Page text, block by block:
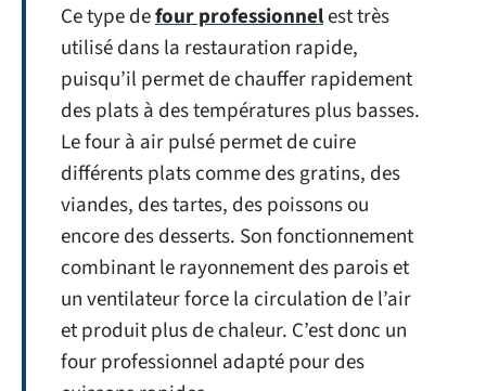
Ce type defour professionnelest très
utilisé dans la restauration rapide,
puisqu’il permet de chauffer rapidement
des plats à des températures plus basses.
Le four à air pulsé permet de cuire
différents plats comme des gratins, des
viandes, des tartes, des poissons ou
encore des desserts. Son fonctionnement
combinant le rayonnement des parois et
un ventilateur force la circulation de l’air
et produit plus de chaleur. C’est donc un
four professionnel adapté pour des